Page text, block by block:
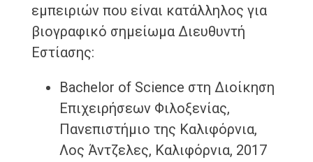
εμπειριών που είναι κατάλληλος για
βιογραφικό σημείωμα Διευθυντή
Εστίασης:
Bachelor of Science στη Διοίκηση
Επιχειρήσεων Φιλοξενίας,
Πανεπιστήμιο της Καλιφόρνια,
Λος Άντζελες, Καλιφόρνια, 2017